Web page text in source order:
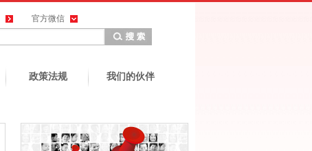
官方微信
政策法规 我们的伙伴